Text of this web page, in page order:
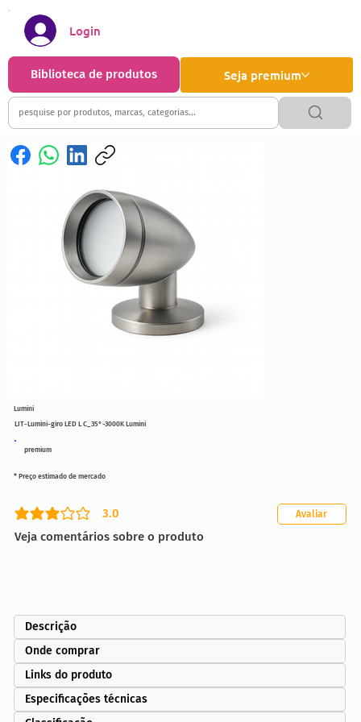
Seja premium
Biblioteca de produtos
Login
premium
LIT-Lumini-giro LED L C_35°-3000K Lumini
3.0
classificação média é 3 de 5
Veja comentários sobre o produto
Avaliar
* Preço estimado de mercado
Lumini
Descrição
Onde comprar
Links do produto
Especificações técnicas